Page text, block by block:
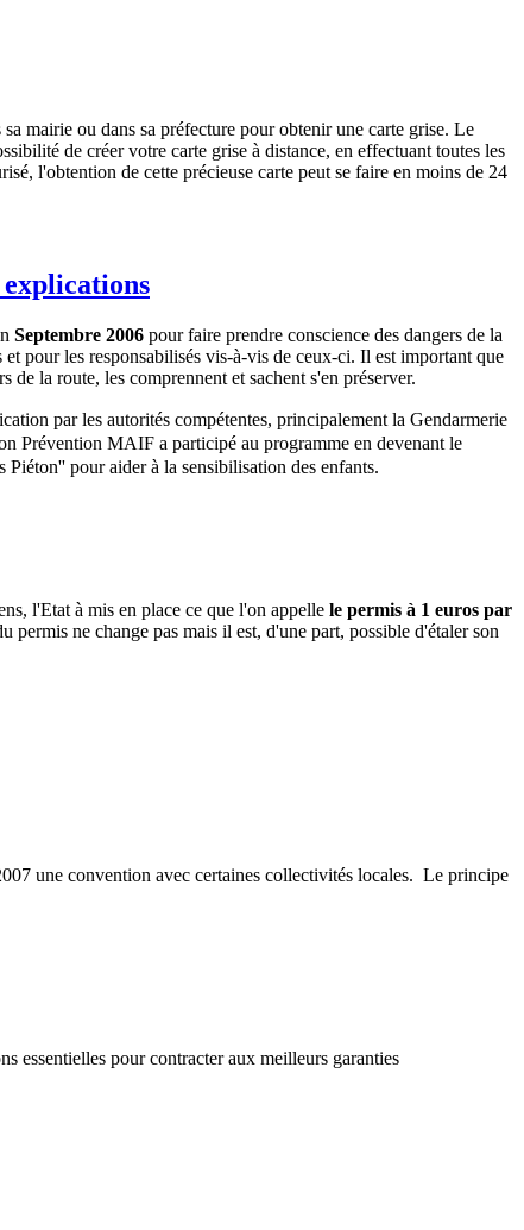
mairie ou dans sa préfecture pour obtenir une carte grise. Le
de créer votre carte grise à distance, en effectuant toutes les
l'obtention de cette précieuse carte peut se faire en moins de 24
Septembre 2006 pour faire prendre conscience des dangers de la
et pour les responsabilisés vis-à-vis de ceux-ci. Il est important que
de la route, les comprennent et sachent s'en préserver.
par les autorités compétentes, principalement la Gendarmerie
Prévention MAIF a participé au programme en devenant le
Piéton'' pour aider à la sensibilisation des enfants.
l'Etat à mis en place ce que l'on appelle le permis à 1 euros par
ne change pas mais il est, d'une part, possible d'étaler son
une convention avec certaines collectivités locales. Le principe
essentielles pour contracter aux meilleurs garanties